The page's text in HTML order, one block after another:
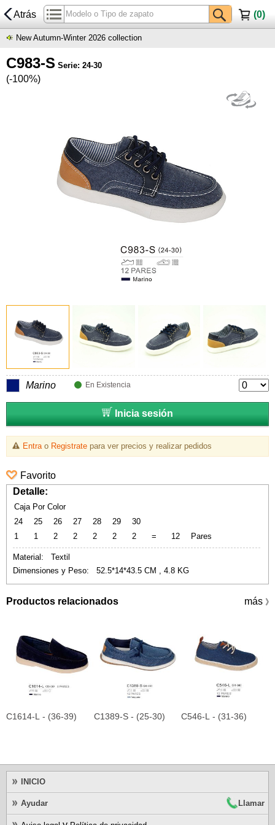
Atrás (0)
New Autumn-Winter 2026 collection
C983-S Serie: 24-30
(-100%)
Marino En Existencia
Inicia sesión
Entrao Registratepara ver precios y realizar pedidos
Favorito
Detalle:
Caja Por Color
24
25 26 27 28 29
30
1
1 2 2 2 2 2 = 12 Pares
Material: Textil
Dimensiones y Peso: 52.5*14*43.5 CM , 4.8 KG
Productos relacionados más 》
C1614-L - (36-39) C1389-S - (25-30) C546-L - (31-36)
INICIO
Ayudar Llamar